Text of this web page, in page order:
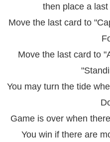
then place a
Move the last card to
Move the last card to
You may turn the tide
Game is over when
You win if there are